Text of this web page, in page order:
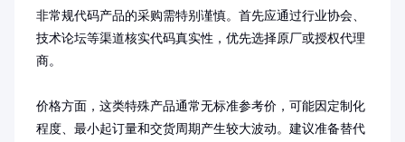
非常规代码产品的采购需特别谨慎。首先应通过行业协会、
技术论坛等渠道核实代码真实性，优先选择原厂或授权代理
商。
价格方面，这类特殊产品通常无标准参考价，可能因定制化
程度、最小起订量和交货周期产生较大波动。建议准备替代